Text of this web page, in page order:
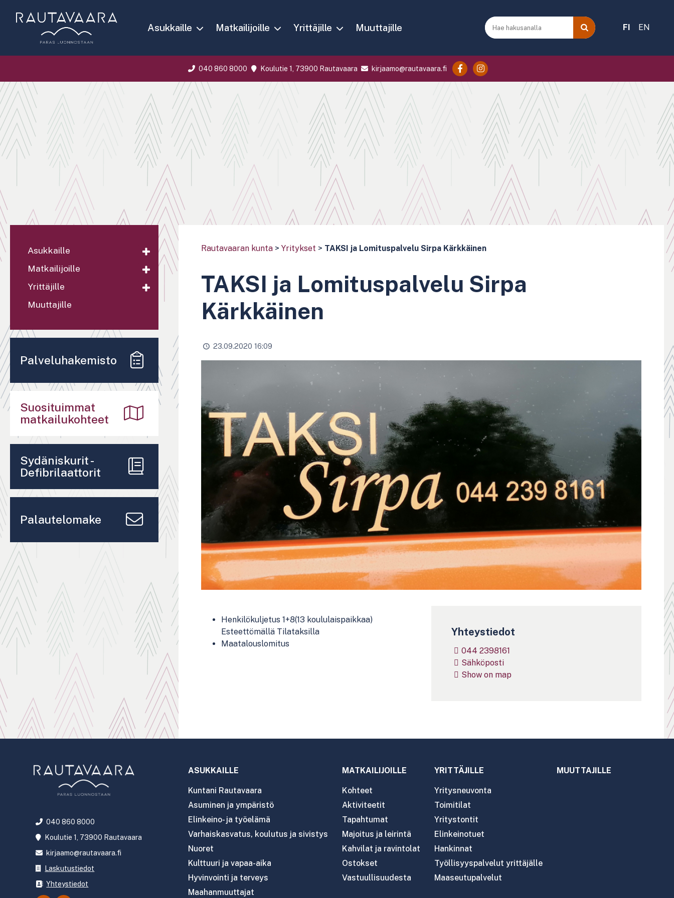
Asukkaille Matkailijoille Yrittäjille Muuttajille FI EN
040 860 8000 Koulutie 1, 73900 Rautavaara kirjaamo@rautavaara.fi
Rautavaaran kunta > Yritykset > TAKSI ja Lomituspalvelu Sirpa Kärkkäinen
TAKSI ja Lomituspalvelu Sirpa
Kärkkäinen
23.09.2020 16:09
Henkilökuljetus 1+8(13 koululaispaikkaa)
Esteettömällä Tilataksilla
Maatalouslomitus
Yhteystiedot
044 2398161
Sähköposti
Show on map
Asukkaille
Matkailijoille
Yrittäjille
Muuttajille
Palveluhakemisto
Suosituimmat
matkailukohteet
Sydäniskurit -
Defibrilaattorit
Palautelomake
040 860 8000
Koulutie 1, 73900 Rautavaara
kirjaamo@rautavaara.fi
Laskutustiedot
Yhteystiedot
ASUKKAILLE
Kuntani Rautavaara
Asuminen ja ympäristö
Elinkeino- ja työelämä
Varhaiskasvatus, koulutus ja sivistys
Nuoret
Kulttuuri ja vapaa-aika
Hyvinvointi ja terveys
Maahanmuuttajat
MATKAILIJOILLE
Kohteet
Aktiviteetit
Tapahtumat
Majoitus ja leirintä
Kahvilat ja ravintolat
Ostokset
Vastuullisuudesta
YRITTÄJILLE
Yritysneuvonta
Toimitilat
Yritystontit
Elinkeinotuet
Hankinnat
Työllisyyspalvelut yrittäjälle
Maaseutupalvelut
MUUTTAJILLE